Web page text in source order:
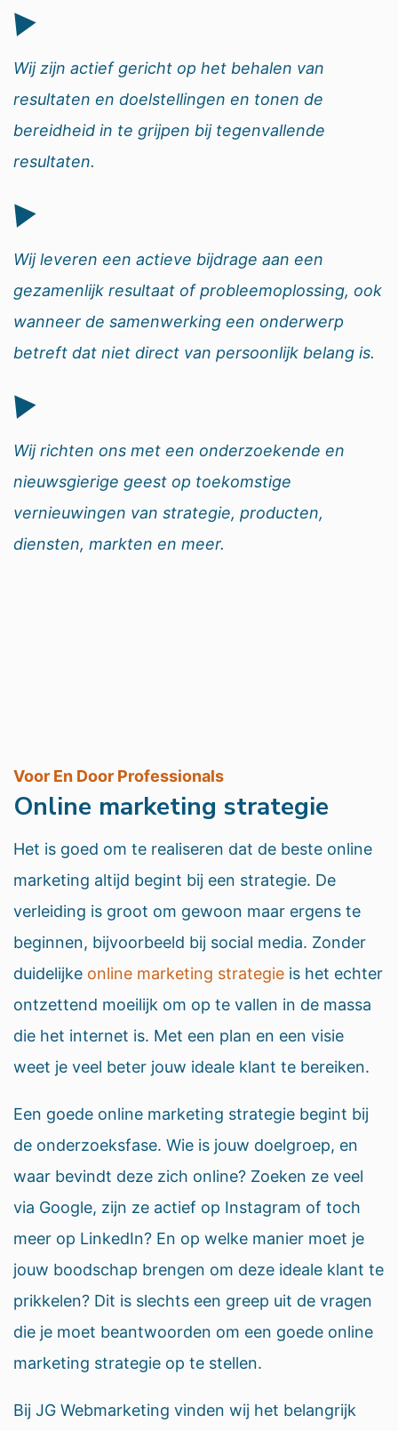
Wij zijn actief gericht op het behalen van
resultaten en doelstellingen en tonen de
bereidheid in te grijpen bij tegenvallende
resultaten.
Wij leveren een actieve bijdrage aan een
gezamenlijk resultaat of probleemoplossing, ook
wanneer de samenwerking een onderwerp
betreft dat niet direct van persoonlijk belang is.
Wij richten ons met een onderzoekende en
nieuwsgierige geest op toekomstige
vernieuwingen van strategie, producten,
diensten, markten en meer.
Voor En Door Professionals
Online marketing strategie
Het is goed om te realiseren dat de beste online
marketing altijd begint bij een strategie. De
verleiding is groot om gewoon maar ergens te
beginnen, bijvoorbeeld bij social media. Zonder
duidelijke online marketing strategie is het echter
ontzettend moeilijk om op te vallen in de massa
die het internet is. Met een plan en een visie
weet je veel beter jouw ideale klant te bereiken.
Een goede online marketing strategie begint bij
de onderzoeksfase. Wie is jouw doelgroep, en
waar bevindt deze zich online? Zoeken ze veel
via Google, zijn ze actief op Instagram of toch
meer op LinkedIn? En op welke manier moet je
jouw boodschap brengen om deze ideale klant te
prikkelen? Dit is slechts een greep uit de vragen
die je moet beantwoorden om een goede online
marketing strategie op te stellen.
Bij JG Webmarketing vinden wij het belangrijk